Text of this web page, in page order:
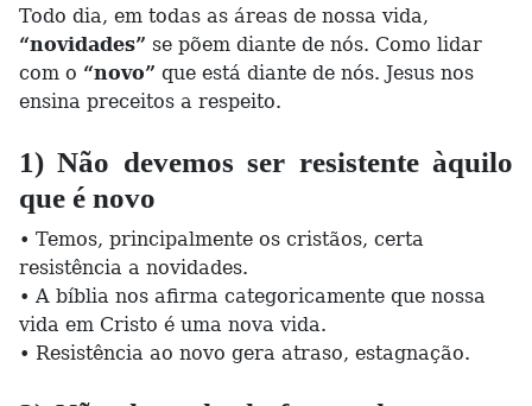
Todo dia, em todas as áreas de nossa vida,
“novidades” se põem diante de nós. Como lidar
com o “novo” que está diante de nós. Jesus nos
ensina preceitos a respeito.
1) Não devemos ser resistente àquilo
que é novo
• Temos, principalmente os cristãos, certa
resistência a novidades.
• A bíblia nos afirma categoricamente que nossa
vida em Cristo é uma nova vida.
• Resistência ao novo gera atraso, estagnação.